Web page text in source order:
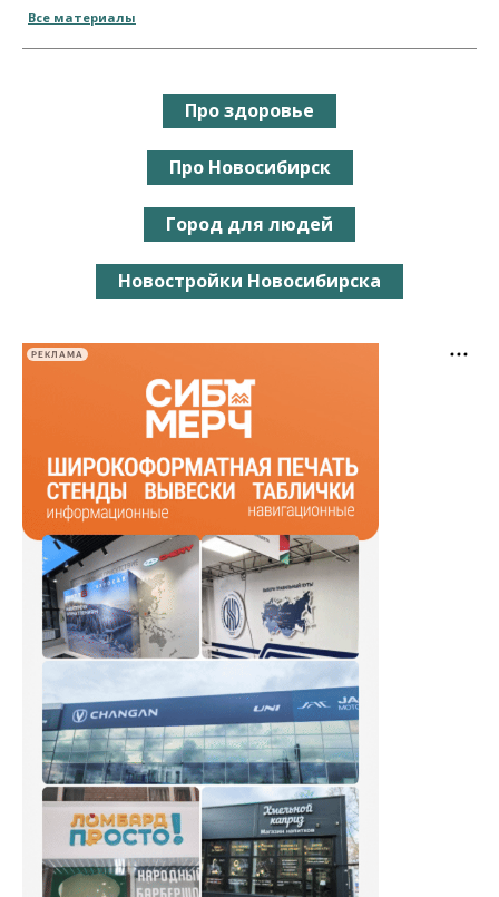
Все материалы
Про здоровье
Про Новосибирск
Город для людей
Новостройки Новосибирска
РЕКЛАМА